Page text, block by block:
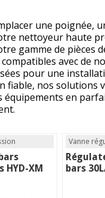
une poignée,
nettoyeur haute
gamme de pièces
compatibles avec de
pour une
fiable, nos solutions
équipements en
HYD-XM
Vanne
bars